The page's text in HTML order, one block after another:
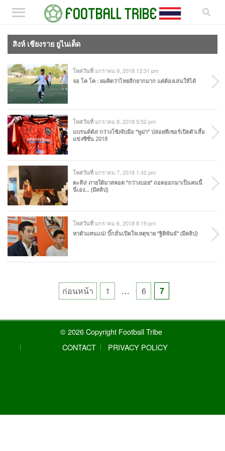
สิงห์ เชียงราย ยูไนเต็ด
โพสวันที่ มกราคม 9, 2018 12:31 pm
จอ โค โค : ผมคิดว่าไทยลีกยากมาก แต่ต้องเล่นให้ได้
โพสวันที่ มกราคม 8, 2018 5:52 pm
แบรนด์ดัง! กว่างโซ้งจับมือ “พูม่า” ปล่อยทีเซอร์เปิดตัวเสื้อ
แข่งซีซั่น 2018
โพสวันที่ มกราคม 7, 2018 1:42 pm
ตะลึง! ภายใต้มาสคอต “กว่างบอย” ถอดออกมาเป็นคนนี้
นี่เอง… (มีคลิป)
โพสวันที่ มกราคม 6, 2018 8:19 pm
หาตัวแทนแน่! บิ๊กฮั่นเปิดใจเหตุขาย “ฐิติพันธ์” (มีคลิป)
Posts
pagination
ก่อนหน้า 1 … 6 7
© 2026 Copyright Football Tribe
CONTACT
PRIVACY POLICY